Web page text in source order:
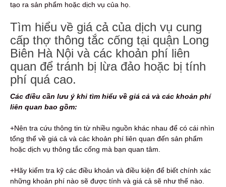
tạo ra sản phẩm hoặc dịch vụ của họ.
Tìm hiểu về giá cả của dịch vụ cung
cấp thợ thông tắc cống tại quận Long
Biên Hà Nội và các khoản phí liên
quan để tránh bị lừa đảo hoặc bị tính
phí quá cao.
Các điều cần lưu ý khi tìm hiểu về giá cả và các khoản phí
liên quan bao gồm:
+Nên tra cứu thông tin từ nhiều nguồn khác nhau để có cái nhìn
tổng thể về giá cả và các khoản phí liên quan đến sản phẩm
hoặc dịch vụ thông tắc cống mà bạn quan tâm.
+Hãy kiểm tra kỹ các điều khoản và điều kiện để biết chính xác
những khoản phí nào sẽ được tính và giá cả sẽ như thế nào.